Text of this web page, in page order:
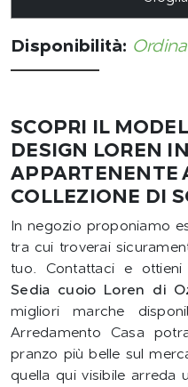
Disponibilità:
SCOPRI IL
DESIGN LOREN
APPARTENENTE
COLLEZIONE DI
In negozio proponiamo
tra cui troverai
tuo. Contattaci e
Sedia cuoio Loren di
migliori marche
Arredamento Casa
pranzo più belle sul
quella qui visibile arreda